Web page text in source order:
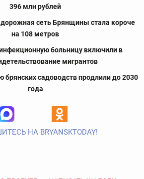
396 млн рублей
сеть Брянщины стала короче
на 108 метров
больницу включили в
мигрантов
брянских садоводств продлили до 2030
года
НА BRYANSKTODAY!